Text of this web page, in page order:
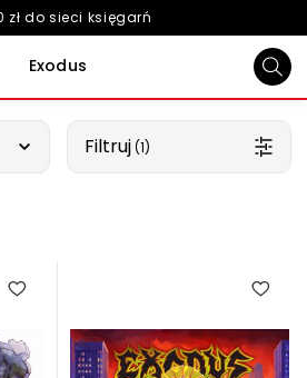
zł do sieci księgarń
Exodus
Filtruj (1)